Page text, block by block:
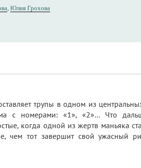
, Юлия Грохова
трупы в одном из
с номерами: «1», «2»… Что
когда одной из жертв маньяка
чем тот завершит свой ужасный